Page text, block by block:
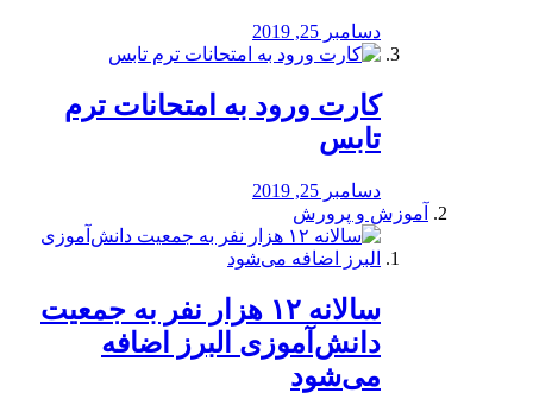
دسامبر 25, 2019
کارت ورود به امتحانات ترم
تابس
دسامبر 25, 2019
آموزش و پرورش
️سالانه ۱۲ هزار نفر به جمعیت
دانش‌آموزی البرز اضافه
می‌شود